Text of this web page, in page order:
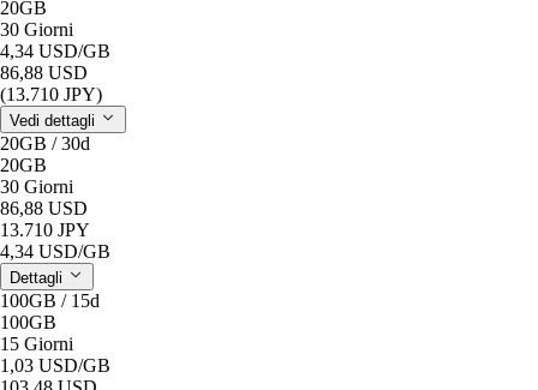
20GB
30 Giorni
4,34 USD/GB
86,88 USD
(13.710 JPY)
Vedi dettagli
20GB / 30d
20GB
30 Giorni
86,88 USD
13.710 JPY
4,34 USD/GB
Dettagli
100GB / 15d
100GB
15 Giorni
1,03 USD/GB